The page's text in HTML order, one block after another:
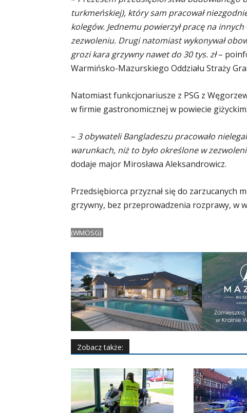
turkmeńskiej), który sam pracował
kolegów. Jednemu powierzył pracę na
zezwoleniu. Drugi natomiast wykonywał
grozi kara grzywny nawet do 30 tys. zł–
Warmińsko-Mazurskiego Oddziału Straży
Natomiast funkcjonariusze z PSG z
w firmie gastronomicznej w powiecie giżyckim.
– 3 obywateli Bangladeszu pracowało
warunkach, niż to było określone w
dodaje major Mirosława Aleksandrowicz.
Przedsiębiorca przyznał się do zarzucanych
grzywny, bez przeprowadzenia rozprawy, w
(WMOSG)
Zobacz także: